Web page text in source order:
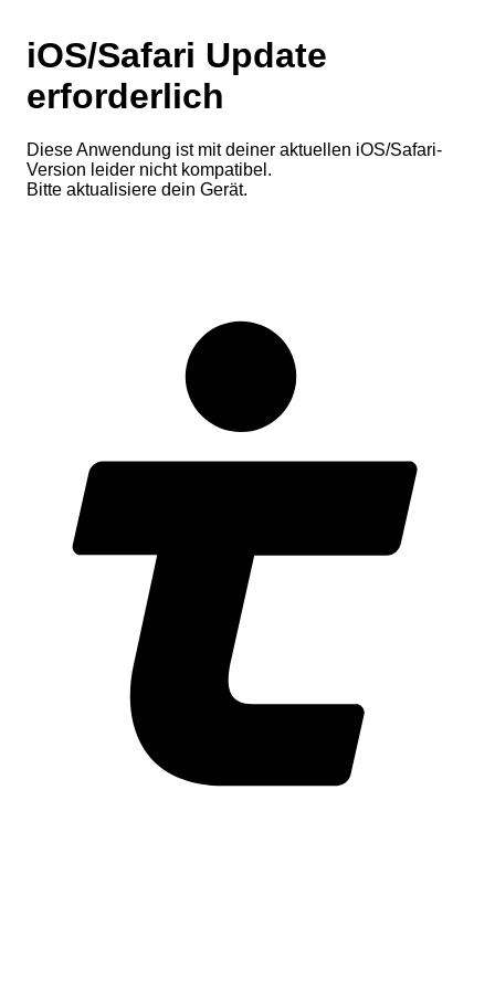
iOS/Safari Update
erforderlich
Diese Anwendung ist mit deiner aktuellen iOS/Safari-
Version leider nicht kompatibel.
Bitte aktualisiere dein Gerät.